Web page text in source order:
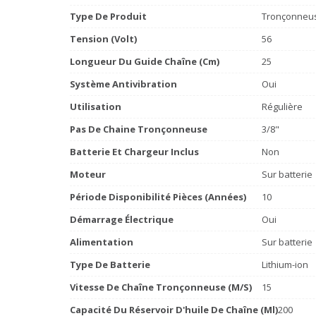
Type De Produit
Tension (volt)
56
Longueur Du Guide Chaîne (cm)
25
Système Antivibration
Oui
Utilisation
Régulière
Pas De Chaine Tronçonneuse
3/8"
Batterie Et Chargeur Inclus
Non
Moteur
Sur batterie
Période Disponibilité Pièces (années)
10
Démarrage Électrique
Oui
Alimentation
Sur batterie
Type De Batterie
Lithium-ion
Vitesse De Chaîne Tronçonneuse (m/s)
15
Capacité Du Réservoir D'huile De Chaîne (ml)200